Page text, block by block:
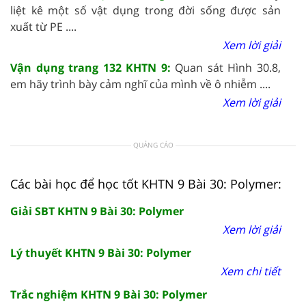
liệt kê một số vật dụng trong đời sống được sản
xuất từ PE ....
Xem lời giải
Vận dụng trang 132 KHTN 9: Quan sát Hình 30.8,
em hãy trình bày cảm nghĩ của mình về ô nhiễm ....
Xem lời giải
QUẢNG CÁO
Các bài học để học tốt KHTN 9 Bài 30: Polymer:
Giải SBT KHTN 9 Bài 30: Polymer
Xem lời giải
Lý thuyết KHTN 9 Bài 30: Polymer
Xem chi tiết
Trắc nghiệm KHTN 9 Bài 30: Polymer